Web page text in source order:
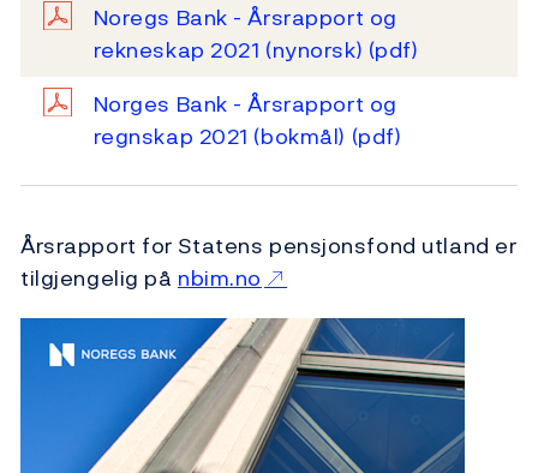
Noregs Bank - Årsrapport og
rekneskap 2021 (nynorsk) (pdf)
Norges Bank - Årsrapport og
regnskap 2021 (bokmål) (pdf)
Årsrapport for Statens pensjonsfond utland er
tilgjengelig på nbim.no